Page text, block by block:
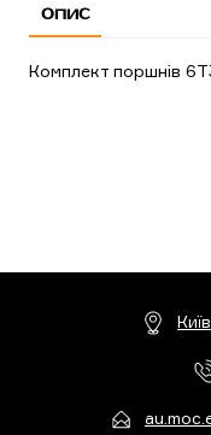
ОПИС
Комплект поршнів